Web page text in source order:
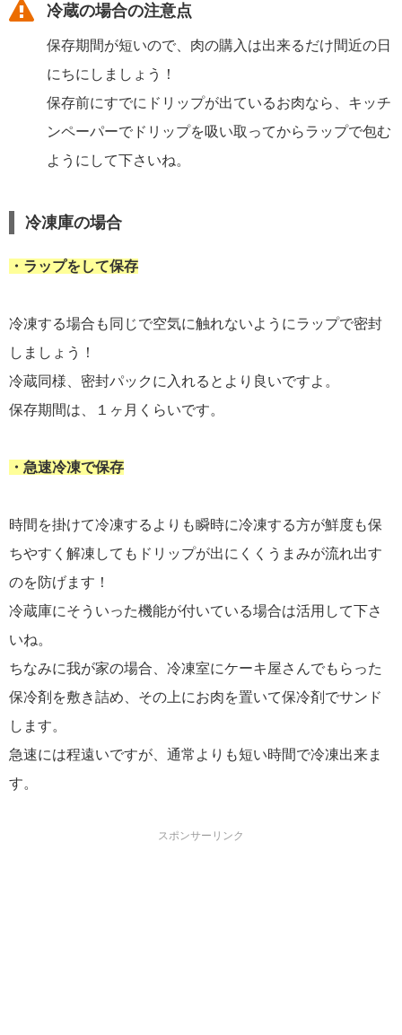
冷蔵の場合の注意点
保存期間が短いので、肉の購入は出来るだけ間近の日
にちにしましょう！
保存前にすでにドリップが出ているお肉なら、キッチ
ンペーパーでドリップを吸い取ってからラップで包む
ようにして下さいね。
冷凍庫の場合
・ラップをして保存
冷凍する場合も同じで空気に触れないようにラップで密封
しましょう！
冷蔵同様、密封パックに入れるとより良いですよ。
保存期間は、１ヶ月くらいです。
・急速冷凍で保存
時間を掛けて冷凍するよりも瞬時に冷凍する方が鮮度も保
ちやすく解凍してもドリップが出にくくうまみが流れ出す
のを防げます！
冷蔵庫にそういった機能が付いている場合は活用して下さ
いね。
ちなみに我が家の場合、冷凍室にケーキ屋さんでもらった
保冷剤を敷き詰め、その上にお肉を置いて保冷剤でサンド
します。
急速には程遠いですが、通常よりも短い時間で冷凍出来ま
す。
スポンサーリンク